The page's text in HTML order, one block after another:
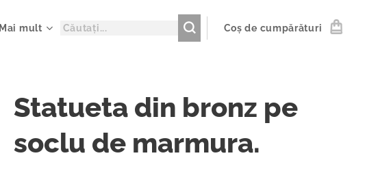
Mai mult Coș de cumpărături
Statueta din bronz pe
soclu de marmura.